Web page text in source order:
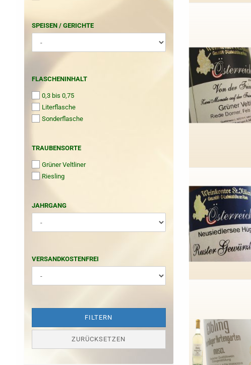
SPEISEN
/
GERICHTE
SPEISEN / GERICHTE
FLASCHENINHALT
FLASCHENINHALT
0,3 bis 0,75
Literflasche
Sonderflasche
TRAUBENSORTE
TRAUBENSORTE
Grüner Veltliner
Riesling
JAHRGANG
JAHRGANG
VERSANDKOSTENFREI
VERSANDKOSTENFREI
FILTERN
ZURÜCKSETZEN